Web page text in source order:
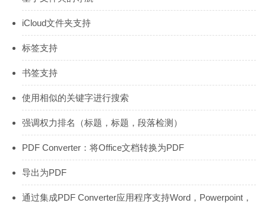
iCloud文件夹支持
标签支持
书签支持
使用相似的关键字进行搜索
强调权力排名（标题，标题，段落检测）
PDF Converter：将Office文档转换为PDF
导出为PDF
通过集成PDF Converter应用程序支持Word，Powerpoint，